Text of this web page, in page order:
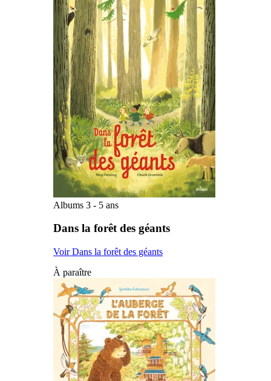
Albums 3 - 5 ans
Dans la forêt des géants
Voir Dans la forêt des géants
À paraître